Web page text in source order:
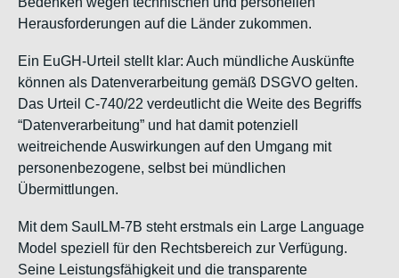
Herausforderungen auf die Länder zukommen.
Ein EuGH-Urteil stellt klar: Auch mündliche Auskünfte
können als Datenverarbeitung gemäß DSGVO gelten.
Das Urteil C-740/22 verdeutlicht die Weite des Begriffs
“Datenverarbeitung” und hat damit potenziell
weitreichende Auswirkungen auf den Umgang mit
personenbezogene, selbst bei mündlichen
Übermittlungen.
Mit dem SaulLM-7B steht erstmals ein Large Language
Model speziell für den Rechtsbereich zur Verfügung.
Seine Leistungsfähigkeit und die transparente